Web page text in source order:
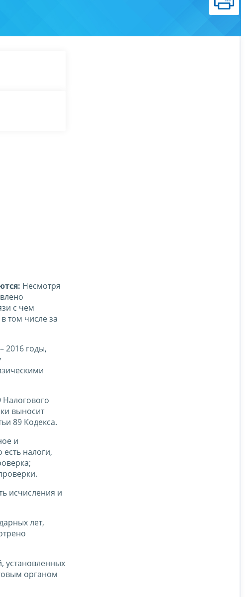
Несмотря
с чем
том числе за
2016 годы,
Налогового
выносит
89 Кодекса.
и
налоги,
исчисления и
лет,
установленных
органом